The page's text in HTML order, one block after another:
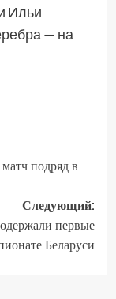
Ильи
— на
подряд в
Следующий:
первые
Беларуси